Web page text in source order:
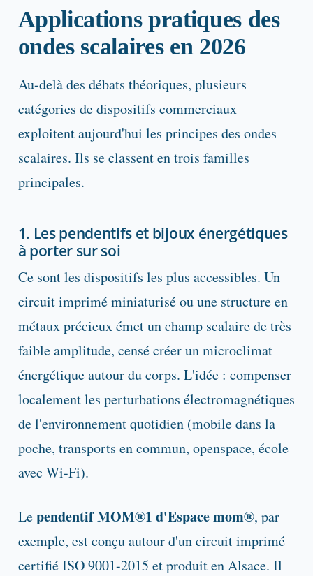
Applications pratiques des
ondes scalaires en 2026
Au-delà des débats théoriques, plusieurs
catégories de dispositifs commerciaux
exploitent aujourd'hui les principes des ondes
scalaires. Ils se classent en trois familles
principales.
1. Les pendentifs et bijoux énergétiques
à porter sur soi
Ce sont les dispositifs les plus accessibles. Un
circuit imprimé miniaturisé ou une structure en
métaux précieux émet un champ scalaire de très
faible amplitude, censé créer un microclimat
énergétique autour du corps. L'idée : compenser
localement les perturbations électromagnétiques
de l'environnement quotidien (mobile dans la
poche, transports en commun, openspace, école
avec Wi-Fi).
Lependentif MOM®1 d'Espace mom®, par
exemple, est conçu autour d'un circuit imprimé
certifié ISO 9001-2015 et produit en Alsace. Il